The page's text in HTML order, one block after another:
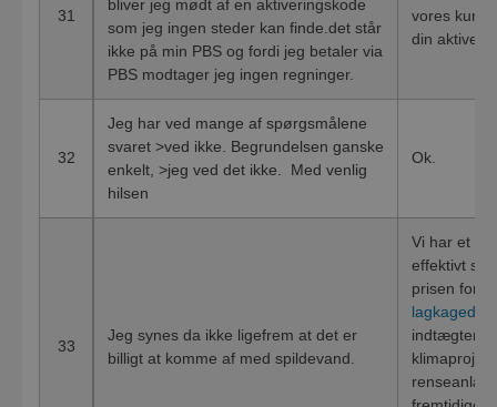
31
bliver jeg mødt af en aktiveringskode
som jeg ingen steder kan finde.det står
ikke på min PBS og fordi jeg betaler via
PBS modtager jeg ingen regninger.
vores
din
32
Jeg har ved mange af spørgsmålene
svaret >ved ikke. Begrundelsen ganske
enkelt, >jeg ved det ikke. Med venlig
hilsen
Ok.
33
Jeg synes da ikke ligefrem at det er
billigt at komme af med spildevand.
Vi har et
effektivt
prisen for
indtægter
renseanlæg